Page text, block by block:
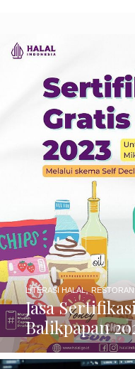
Jasa
Balikpapan
LITERASI HALAL, RESTORAN